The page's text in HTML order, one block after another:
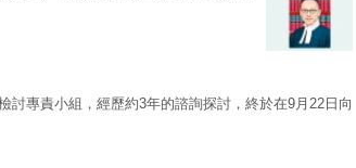
討專責小組，經歷約3年的諮詢探討，終於在9月22日向